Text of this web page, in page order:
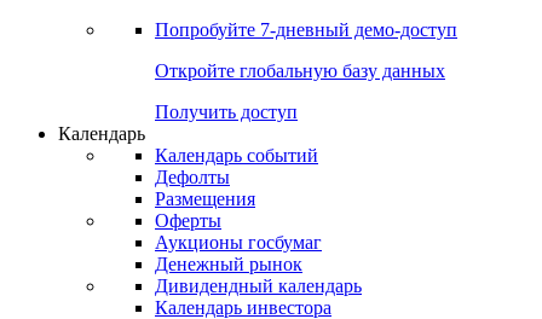
Попробуйте 7-дневный демо-доступ
Откройте глобальную базу данных
Получить доступ
Календарь
Календарь событий
Дефолты
Размещения
Оферты
Аукционы госбумаг
Денежный рынок
Дивидендный календарь
Календарь инвестора